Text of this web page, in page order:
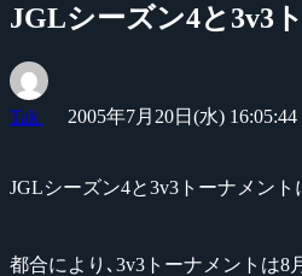
JGLシーズン4と3v3
Tak 2005年7月20日(水) 16:05:44
JGLシーズン4と3v3トーナメント
都合により､3v3トーナメントは8